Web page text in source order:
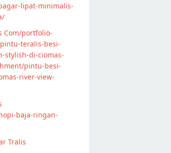
lipat-minimalis-
Com/portfolio-
teralis-besi-
stylish-di-ciomas-
pintu-besi-
river-view-
baja-ringan-
Tralis